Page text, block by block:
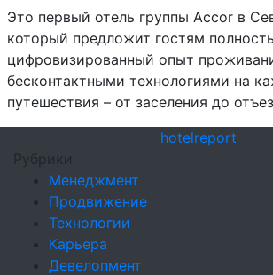
Это первый отель группы Accor в
который предложит гостям
цифровизированный опыт
бесконтактными технологиями на
путешествия – от заселения до
hotelreport
Рубрики
Менеджмент
Продвижение
Технологии
Карьера
Девелопмент